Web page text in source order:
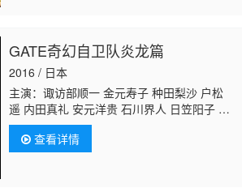
GATE奇幻自卫队炎龙篇
2016 / 日本
主演：诹访部顺一 金元寿子 种田梨沙 户松
遥 内田真礼 安元洋贵 石川界人 日笠阳子 明
坂聪美 内山夕实 小清水亚美 游佐浩二 西明日
香家中宏小西克幸 兴津和幸 古川慎
查看详情